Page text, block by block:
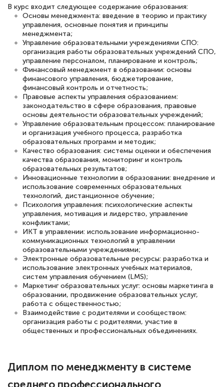
вежливое сопровождение! Всё чётко и
понятно! Проходила повышение
квалификации. Ещё раз - СПАСИБО!
Елена Петрикс
Знаток города 5 уровня
11 марта 2026
Всем добрый день! Я прошла курс
повышени каалификации по
специальности «Тренер-преподаватель
по тяжелой атлетике»! Хочется
подчеркуть, что при обращении
оперативно связались со мной
специалисты, ответили на все
интересующие вопросы и в течении
двух…
Светлана К
Знаток города 7 уровня
10 марта 2026
Обучение понравилось: огромное
количество тематической литературы,
В курс входит следующее содержание образования:
Основы менеджмента: введение в теорию и практику
управления, основные понятия и принципы
менеджмента;
Управление образовательными учреждениями СПО:
организация работы образовательных учреждений СПО,
управление персоналом, планирование и контроль;
Финансовый менеджмент в образовании: основы
финансового управления, бюджетирование,
финансовый контроль и отчетность;
Правовые аспекты управления образованием:
законодательство в сфере образования, правовые
основы деятельности образовательных учреждений;
Управление образовательным процессом: планирование
и организация учебного процесса, разработка
образовательных программ и методик;
Качество образования: системы оценки и обеспечения
качества образования, мониторинг и контроль
образовательных результатов;
Инновационные технологии в образовании: внедрение и
использование современных образовательных
технологий, дистанционное обучение;
Психология управления: психологические аспекты
управления, мотивация и лидерство, управление
конфликтами;
ИКТ в управлении: использование информационно-
коммуникационных технологий в управлении
образовательными учреждениями;
Электронные образовательные ресурсы: разработка и
использование электронных учебных материалов,
систем управления обучением (LMS);
Маркетинг образовательных услуг: основы маркетинга в
образовании, продвижение образовательных услуг,
работа с общественностью;
Взаимодействие с родителями и сообществом:
организация работы с родителями, участие в
общественных и профессиональных объединениях.
Диплом по менеджменту в системе
среднего профессионального